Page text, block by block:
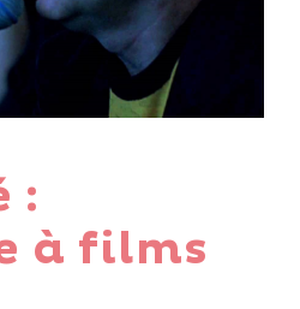
:
à films